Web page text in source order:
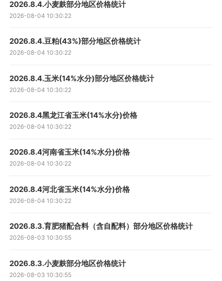
2026.8.4.小麦麸部分地区价格统计
2026-08-04 10:30:22
2026.8.4.豆粕(43%)部分地区价格统计
2026-08-04 10:30:22
2026.8.4.玉米(14%水分)部分地区价格统计
2026-08-04 10:30:22
2026.8.4黑龙江省玉米(14%水分)价格
2026-08-04 10:30:22
2026.8.4河南省玉米(14%水分)价格
2026-08-04 10:30:22
2026.8.4河北省玉米(14%水分)价格
2026-08-04 10:30:22
2026.8.3.育肥猪配合料（含自配料）部分地区价格统计
2026-08-03 10:30:55
2026.8.3.小麦麸部分地区价格统计
2026-08-03 10:30:55